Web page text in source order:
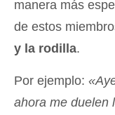
manera más
de estos
y la rodilla.
Por ejemplo:
ahora me duelen